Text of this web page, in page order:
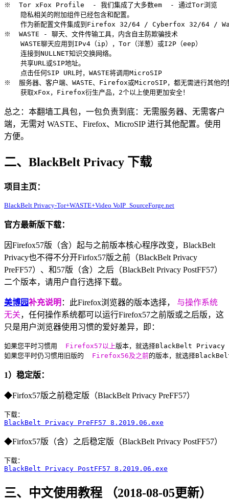
※  Tor xFox Profile  - 我们集成了大多数em  - 通过Tor浏览
    隐私相关的附加组件已经包含和配置。
作为新配置文件集成到Firefox 32/64 / Cyber​​fox 32/64 /
※  WASTE - 聊天、文件传输工具，内含自主防欺骗技术
    WASTE聊天应用到IPv4（ip），Tor（洋葱）或I2P（eep）
    连接到NULLNET知识交换网络。
    共享URL或SIP地址。
    点击任何SIP URL时，WASTE将调用MicroSIP
※  服务器、客户端、WASTE、Firefox或MicroSIP，都无需进行其他的
总之：本翻墙工具包，一包负责到底：无需服务器、无需客户
端，无需对 WASTE、Firefox、MicroSIP 进行其他配置。使用
方便。
二、BlackBelt Privacy 下载
项目主页：
BlackBelt Privacy-Tor+WASTE+Video VoIP_SourceForge.net
官方最新版下载：
因Firefox57版（含）起与之前版本核心程序改变，BlackBelt
Privacy也不得不分开Firfox57版之前（BlackBelt Privacy
PreFF57）、和57版（含）之后（BlackBelt Privacy PostFF57）
二个版本，请用户自行选择下载。
美博园补充说明 ：此Firefox浏览器的版本选择， 与操作系统
无关，任何操作系统都可以运行Firefox57之前版或之后版，这
只是用户浏览器使用习惯的爱好差异，即：
如果您平时习惯用 Firefox57以上版本，就选择BlackBelt Privacy
如果您平时仍习惯用旧版的
Firefox56及之前的版本，就选择
1）稳定版：
◆Firfox57版之前稳定版（BlackBelt Privacy PreFF57）
BlackBelt Privacy PreFF57 8.2019.06.exe
◆Firfox57版（含）之后稳定版（BlackBelt Privacy PostFF57）
BlackBelt Privacy PostFF57 8.2019.06.exe
三、中文使用教程 （2018-08-05更新）